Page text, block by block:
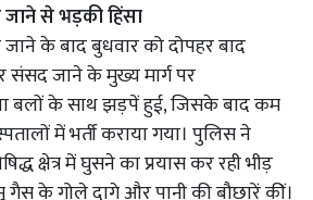
से भड़की हिंसा
के बाद बुधवार को दोपहर बाद
संसद जाने के मुख्य मार्ग पर
बलों के साथ झड़पें हुई, जिसके बाद कम
में भर्ती कराया गया। पुलिस ने
क्षेत्र में घुसने का प्रयास कर रही भीड़